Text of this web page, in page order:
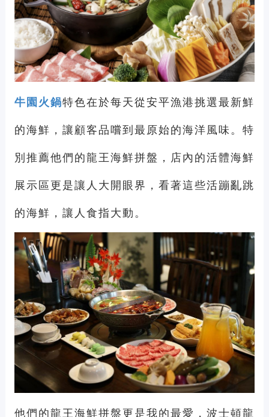
牛園火鍋特色在於每天從安平漁港挑選最新鮮
的海鮮，讓顧客品嚐到最原始的海洋風味。特
別推薦他們的龍王海鮮拼盤，店內的活體海鮮
展示區更是讓人大開眼界，看著這些活蹦亂跳
的海鮮，讓人食指大動。
他們的龍王海鮮拼盤更是我的最愛，波士頓龍